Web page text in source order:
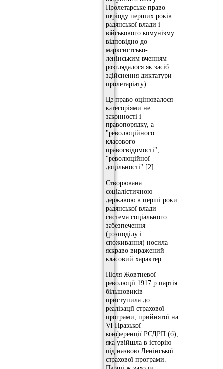
Пролетарське право
періоду перших років
радянської влади і
військового комунізму
відповідно до
марксистсько-
ленінським вченням
розглядалося як засіб
здійснення диктатури
пролетаріату).
Це право оцінювалося
категоріями не
законності і
правопорядку, а
"революційного
класового
правосвідомості",
"революційної
доцільності" [2].
Створювана
соціалістичною
державою в перші роки
радянської влади
система соціального
забезпечення
(розподілу і
споживання) носила
яскраво виражений
класовий характер.
Після Жовтневої
революції 1917 р партія
більшовиків
приступила до
реалізації страхової
програми, прийнятої на
VI Празької
конференції РСДРП (б),
яка увійшла в історію
під назвою Ленінської
страхової програми.